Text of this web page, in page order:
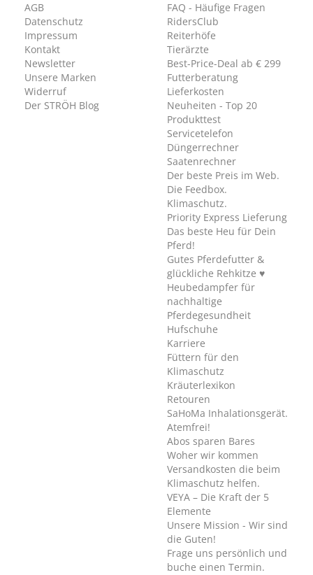
AGB
Datenschutz
Impressum
Kontakt
Newsletter
Unsere Marken
Widerruf
Der STRÖH Blog
FAQ - Häufige Fragen
RidersClub
Reiterhöfe
Tierärzte
Best-Price-Deal ab € 299
Futterberatung
Lieferkosten
Neuheiten - Top 20
Produkttest
Servicetelefon
Düngerrechner
Saatenrechner
Der beste Preis im Web.
Die Feedbox.
Klimaschutz.
Priority Express Lieferung
Das beste Heu für Dein
Pferd!
Gutes Pferdefutter &
glückliche Rehkitze ♥
Heubedampfer für
nachhaltige
Pferdegesundheit
Hufschuhe
Karriere
Füttern für den
Klimaschutz
Kräuterlexikon
Retouren
SaHoMa Inhalationsgerät.
Atemfrei!
Abos sparen Bares
Woher wir kommen
Versandkosten die beim
Klimaschutz helfen.
VEYA – Die Kraft der 5
Elemente
Unsere Mission - Wir sind
die Guten!
Frage uns persönlich und
buche einen Termin.